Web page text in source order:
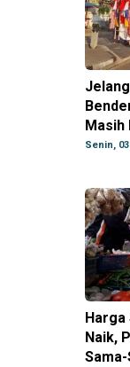
Masih
Senin,
Naik,